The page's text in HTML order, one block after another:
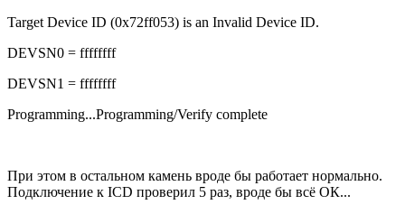
Target Device ID (0x72ff053) is an Invalid Device ID.
DEVSN0 = ffffffff
DEVSN1 = ffffffff
Programming...Programming/Verify complete
При этом в остальном камень вроде бы работает нормально.
Подключение к ICD проверил 5 раз, вроде бы всё ОК...